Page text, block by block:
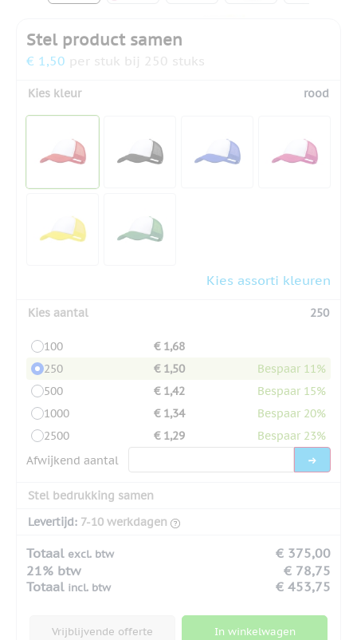
Stel product samen
€ 1,50 per stuk bij 250 stuks
Kies kleur rood
Kies assorti kleuren
Kies aantal 250
100
€ 1,68
250
€ 1,50
Bespaar 11%
500
€ 1,42
Bespaar 15%
1000
€ 1,34
Bespaar 20%
2500
€ 1,29
Bespaar 23%
Afwijkend aantal
Stel bedrukking samen
Levertijd: 7-10 werkdagen
Totaal excl. btw
€ 375,00
21% btw
€ 78,75
Totaal incl. btw € 453,75
Vrijblijvende offerte In winkelwagen